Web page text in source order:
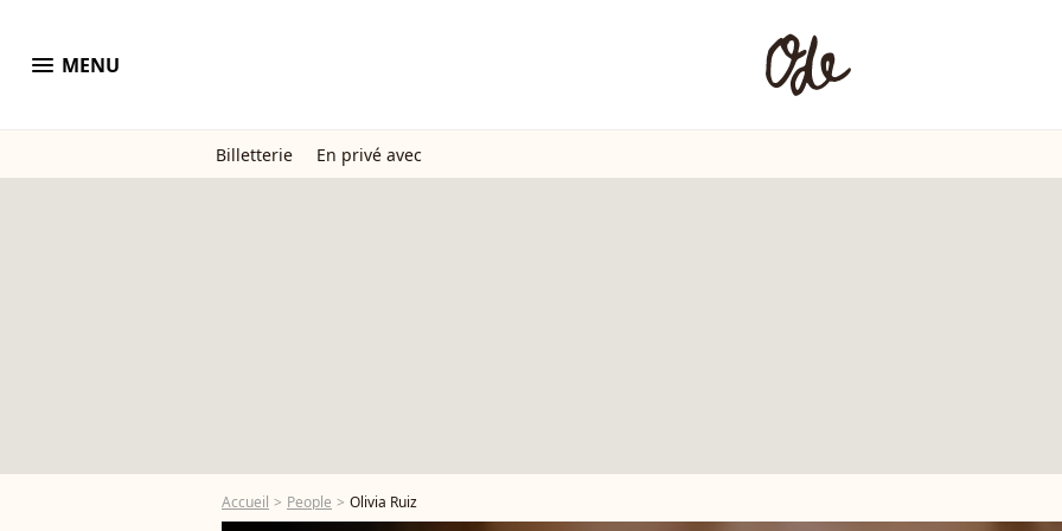
menu MENU
Billetterie En privé avec
Accueil People Olivia Ruiz